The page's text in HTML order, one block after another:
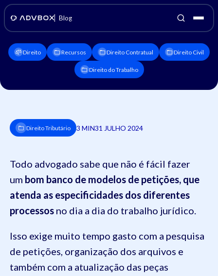
Blog
Direito Recursos Direito Contratual Direito Civil
Direito do Trabalho
Direito Tributário 3 MIN31 JULHO 2024
Todo advogado sabe que não é fácil fazer
um bom banco de modelos de petições, que
atenda as especificidades dos diferentes
processos no dia a dia do trabalho jurídico.
Isso exige muito tempo gasto com a pesquisa
de petições, organização dos arquivos e
também com a atualização das peças